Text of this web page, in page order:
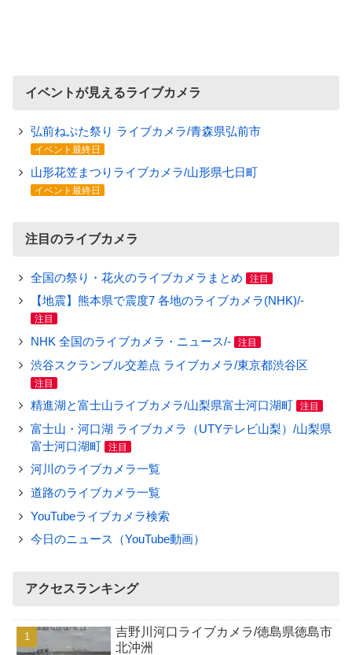
イベントが見えるライブカメラ
弘前ねぷた祭り ライブカメラ/青森県弘前市
イベント最終日
山形花笠まつりライブカメラ/山形県七日町
イベント最終日
注目のライブカメラ
全国の祭り・花火のライブカメラまとめ 注目
【地震】熊本県で震度7 各地のライブカメラ(NHK)/-
注目
NHK 全国のライブカメラ・ニュース/- 注目
渋谷スクランブル交差点 ライブカメラ/東京都渋谷区
注目
精進湖と富士山ライブカメラ/山梨県富士河口湖町 注目
富士山・河口湖 ライブカメラ（UTYテレビ山梨）/山梨県
富士河口湖町
注目
河川のライブカメラ一覧
道路のライブカメラ一覧
YouTubeライブカメラ検索
今日のニュース（YouTube動画）
アクセスランキング
吉野川河口ライブカメラ/徳島県徳島市
北沖洲